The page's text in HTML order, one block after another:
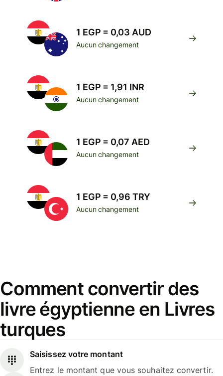
1 EGP = 0,03 AUD
Aucun changement
1 EGP = 1,91 INR
Aucun changement
1 EGP = 0,07 AED
Aucun changement
1 EGP = 0,96 TRY
Aucun changement
Comment convertir des
livre égyptienne en Livres
turques
Saisissez votre montant
Entrez le montant que vous souhaitez convertir.